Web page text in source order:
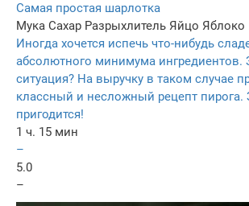
Самая простая шарлотка
Мука Сахар Разрыхлитель Яйцо Яблоко
Иногда хочется испечь что-нибудь
абсолютного минимума ингредиентов.
ситуация? На выручку в таком случае
классный и несложный рецепт пирога.
пригодится!
1 ч. 15 мин
–
5.0
–